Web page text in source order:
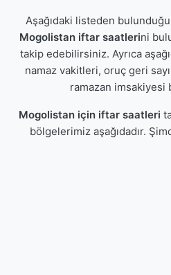
Aşağıdaki listeden
Mogolistan iftar saatlerini
takip edebilirsiniz. Ayrıca
namaz vakitleri, oruç geri
ramazan imsakiyesi
Mogolistan için iftar saatleri
bölgelerimiz aşağıdadır.